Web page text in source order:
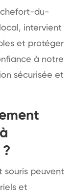
du-
intervient
et protéger
à notre
sécurisée et
souris peuvent
et